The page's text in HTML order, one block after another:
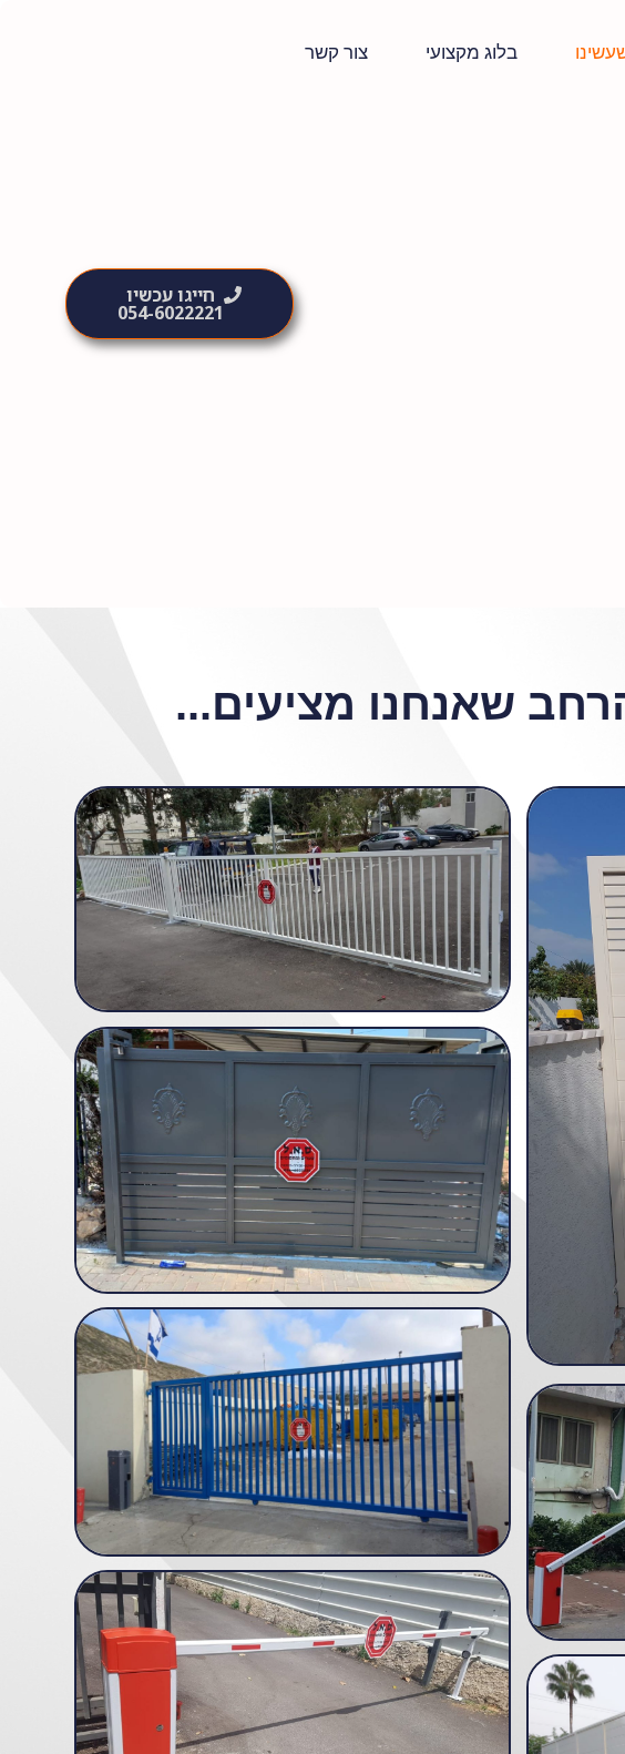
בלוג מקצועי צור קשר
חייגו עכשיו
054-6022221
שאנחנו מציעים...